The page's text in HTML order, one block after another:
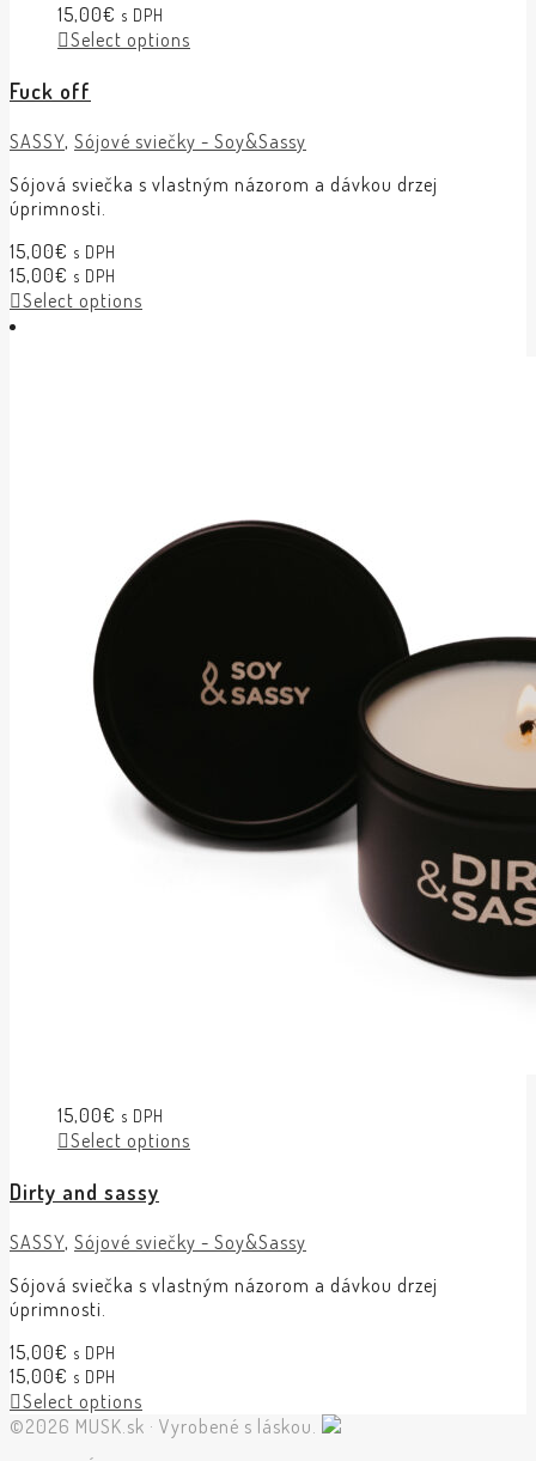
15,00€ s DPH
Select options
Fuck off
SASSY, Sójové sviečky - Soy&Sassy
Sójová sviečka s vlastným názorom a dávkou drzej
úprimnosti.
15,00€ s DPH
15,00€ s DPH
Select options
15,00€ s DPH
Select options
Dirty and sassy
SASSY, Sójové sviečky - Soy&Sassy
Sójová sviečka s vlastným názorom a dávkou drzej
úprimnosti.
15,00€ s DPH
15,00€ s DPH
Select options
©2026 MUSK.sk · Vyrobené s láskou.